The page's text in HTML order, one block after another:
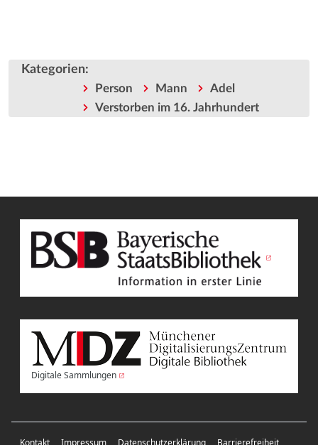
Kategorien:
Person Mann
Adel
Verstorben im 16. Jahrhundert
Digitale Sammlungen